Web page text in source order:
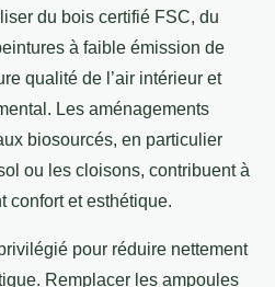
du bois certifié FSC, du
à faible émission de
qualité de l’air intérieur et
Les aménagements
biosourcés, en particulier
ou les cloisons, contribuent à
confort et esthétique.
pour réduire nettement
Remplacer les ampoules